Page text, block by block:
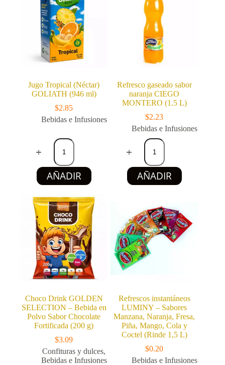
Jugo Tropical (Néctar)
GOLIATH (946 ml)
$2.85
Bebidas e Infusiones
Jugo
Tropical
(Néctar)
GOLIATH
(946
ml)
AÑADIR
Refresco gaseado sabor
naranja CIEGO
MONTERO (1.5 L)
$2.23
Bebidas e Infusiones
Refresco
gaseado
sabor
naranja
CIEGO
MONTERO
cantidad
AÑADIR
Choco Drink GOLDEN
SELECTION – Bebida en
Polvo Sabor Chocolate
Fortificada (200 g)
$3.09
Confituras y dulces,
Bebidas e Infusiones
Refrescos instantáneos
LUMINY – Sabores
Manzana, Naranja, Fresa,
Piña, Mango, Cola y
Coctel (Rinde 1,5 L)
$0.20
Bebidas e Infusiones